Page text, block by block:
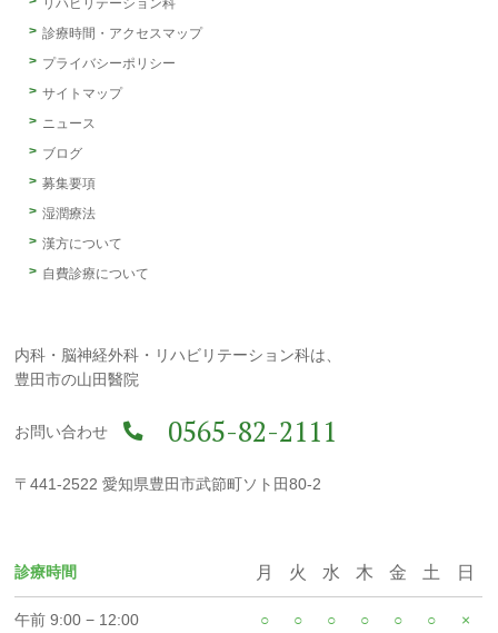
リハビリテーション科
診療時間・アクセスマップ
プライバシーポリシー
サイトマップ
ニュース
ブログ
募集要項
湿潤療法
漢方について
自費診療について
内科・脳神経外科・リハビリテーション科は、
豊田市の山田醫院
お問い合わせ 0565-82-2111
〒441-2522 愛知県豊田市武節町ソト田80-2
診療時間 月 火 水 木 金 土 日
午前 9:00 − 12:00 ○ ○ ○ ○ ○ ○ ×